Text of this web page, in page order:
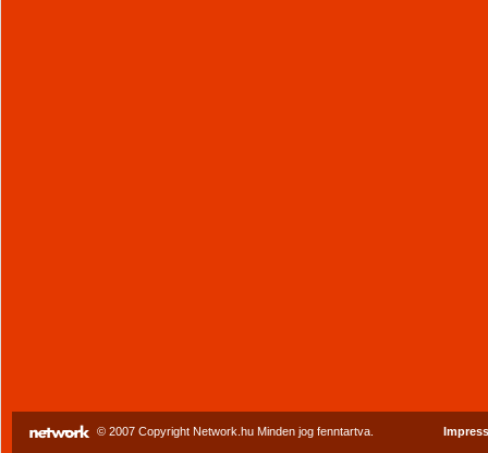
© 2007 Copyright Network.hu Minden jog fenntartva.